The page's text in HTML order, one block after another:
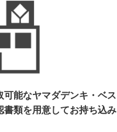
能なヤマダデンキ・ベス
書類を用意してお持ち込み